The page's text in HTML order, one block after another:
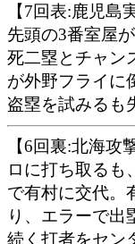
【7回表:鹿児島
先頭の3番室屋
死二塁とチャン
が外野フライに
盗塁を試みるも
【6回裏:北海
ロに打ち取るも
で有村に交代。
り、エラーで出
続く打者をセン